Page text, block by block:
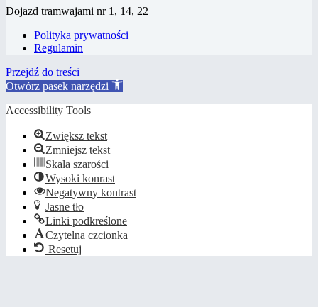
Dojazd tramwajami nr 1, 14, 22
Polityka prywatności
Regulamin
Przejdź do treści
Otwórz pasek narzędzi
Accessibility Tools
Zwiększ tekst
Zmniejsz tekst
Skala szarości
Wysoki konrast
Negatywny kontrast
Jasne tło
Linki podkreślone
Czytelna czcionka
Resetuj